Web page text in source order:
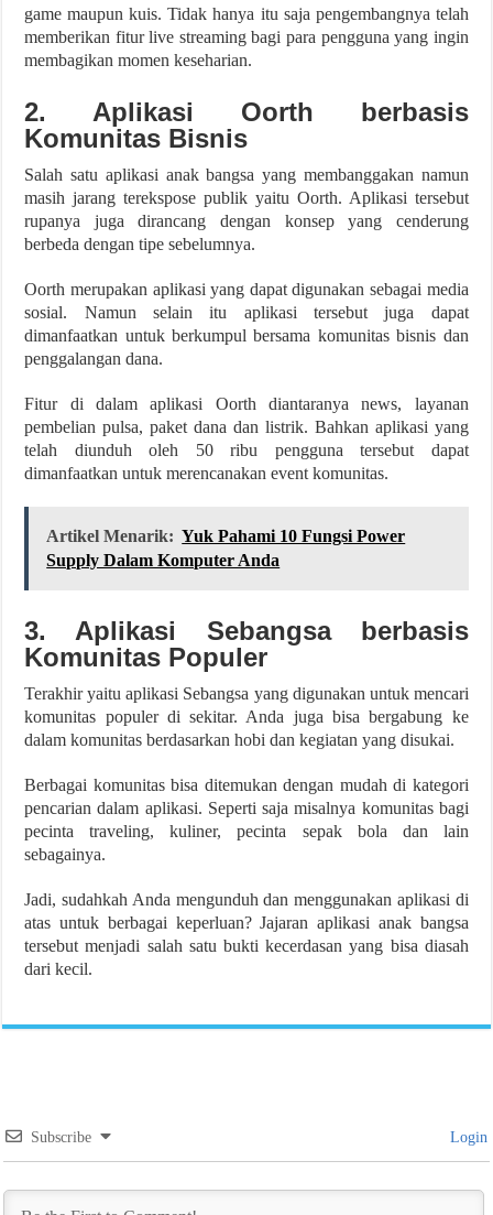
game maupun kuis. Tidak hanya itu saja pengembangnya telah
memberikan fitur live streaming bagi para pengguna yang ingin
membagikan momen keseharian.
2. Aplikasi Oorth berbasis
Komunitas Bisnis
Salah satu aplikasi anak bangsa yang membanggakan namun
masih jarang terekspose publik yaitu Oorth. Aplikasi tersebut
rupanya juga dirancang dengan konsep yang cenderung
berbeda dengan tipe sebelumnya.
Oorth merupakan aplikasi yang dapat digunakan sebagai media
sosial. Namun selain itu aplikasi tersebut juga dapat
dimanfaatkan untuk berkumpul bersama komunitas bisnis dan
penggalangan dana.
Fitur di dalam aplikasi Oorth diantaranya news, layanan
pembelian pulsa, paket dana dan listrik. Bahkan aplikasi yang
telah diunduh oleh 50 ribu pengguna tersebut dapat
dimanfaatkan untuk merencanakan event komunitas.
Artikel Menarik: Yuk Pahami 10 Fungsi Power
Supply Dalam Komputer Anda
3. Aplikasi Sebangsa berbasis
Komunitas Populer
Terakhir yaitu aplikasi Sebangsa yang digunakan untuk mencari
komunitas populer di sekitar. Anda juga bisa bergabung ke
dalam komunitas berdasarkan hobi dan kegiatan yang disukai.
Berbagai komunitas bisa ditemukan dengan mudah di kategori
pencarian dalam aplikasi. Seperti saja misalnya komunitas bagi
pecinta traveling, kuliner, pecinta sepak bola dan lain
sebagainya.
Jadi, sudahkah Anda mengunduh dan menggunakan aplikasi di
atas untuk berbagai keperluan? Jajaran aplikasi anak bangsa
tersebut menjadi salah satu bukti kecerdasan yang bisa diasah
dari kecil.
Subscribe Login